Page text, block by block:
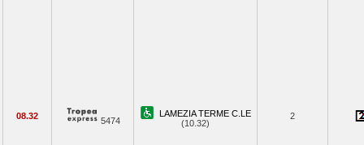
08.32 5474
LAMEZIA TERME C.LE
(10.32)
2